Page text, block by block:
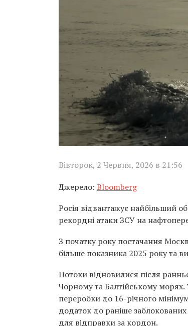
Вівторок, 2 Червня, 2026 в 21:56
Джерело: Bloomberg
Росія відвантажує найбільший
рекордні атаки ЗСУ на
З початку року постачання
більше показника 2025 року та
Потоки відновилися після
Чорному та Балтійському
переробки до 16-річного
додаток до раніше
для відправки за кордон.